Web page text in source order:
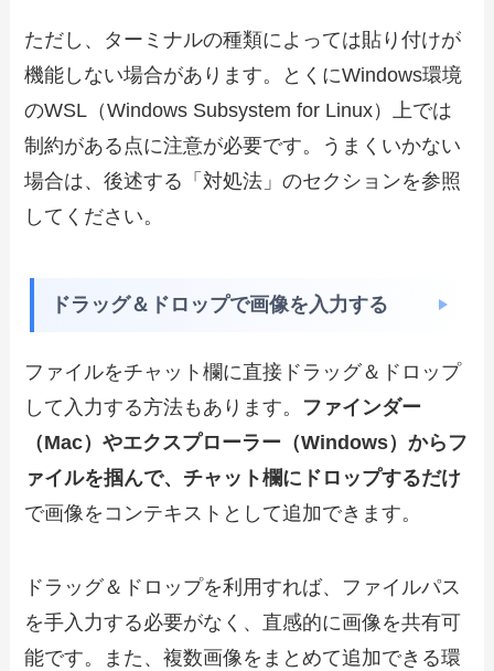
ただし、ターミナルの種類によっては貼り付けが
機能しない場合があります。とくにWindows環境
のWSL（Windows Subsystem for Linux）上では
制約がある点に注意が必要です。うまくいかない
場合は、後述する「対処法」のセクションを参照
してください。
ドラッグ＆ドロップで画像を入力する
ファイルをチャット欄に直接ドラッグ＆ドロップ
して入力する方法もあります。 ファインダー
（Mac）やエクスプローラー（Windows）からフ
ァイルを掴んで、チャット欄にドロップするだけ
で画像をコンテキストとして追加できます。
ドラッグ＆ドロップを利用すれば、ファイルパス
を手入力する必要がなく、直感的に画像を共有可
能です。また、複数画像をまとめて追加できる環